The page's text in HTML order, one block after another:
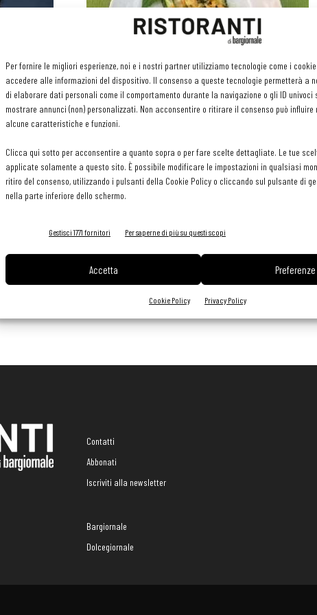
Per fornire le migliori esperienze, noi e i nostri partner utilizziamo tecnologie come i
accedere alle informazioni del dispositivo. Il consenso a queste tecnologie permetterà a
di elaborare dati personali come il comportamento durante la navigazione o gli ID univoci
mostrare annunci (non) personalizzati. Non acconsentire o ritirare il consenso può influire
alcune caratteristiche e funzioni.
Clicca qui sotto per acconsentire a quanto sopra o per fare scelte dettagliate. Le tue
applicate solamente a questo sito. È possibile modificare le impostazioni in qualsiasi
ritiro del consenso, utilizzando i pulsanti della Cookie Policy o cliccando sul pulsante di
nella parte inferiore dello schermo.
Gestisci 1771 fornitori Per saperne di più su questi scopi
Accetta Preferenze
Cookie Policy Privacy Policy
(e
I nuovi Bib Gourmand della Guida
Michelin Italia 2025
Martino Ragusa - 30 Ottobre 2024
Contatti
Abbonati
Iscriviti alla newsletter
Bargiornale
Dolcegiornale